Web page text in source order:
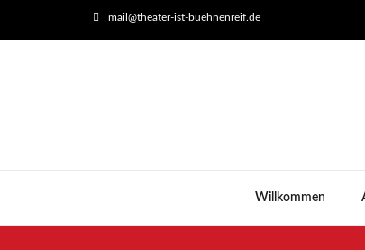
mail@theater-ist-buehnenreif.de
Willkommen